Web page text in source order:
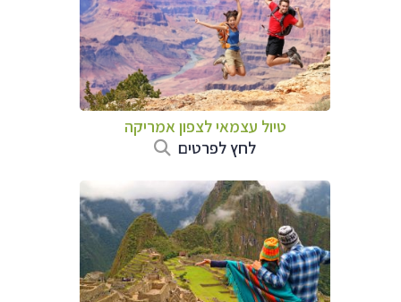
טיול עצמאי לצפון אמריקה
לחץ לפרטים